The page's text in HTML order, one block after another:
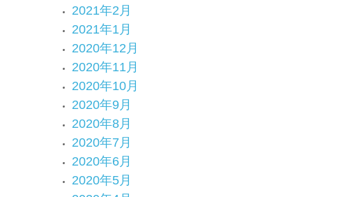
2021年2月
2021年1月
2020年12月
2020年11月
2020年10月
2020年9月
2020年8月
2020年7月
2020年6月
2020年5月